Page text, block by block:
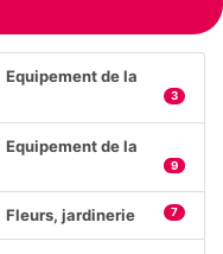
Equipement de la
3
Equipement de la
9
Fleurs, jardinerie 7